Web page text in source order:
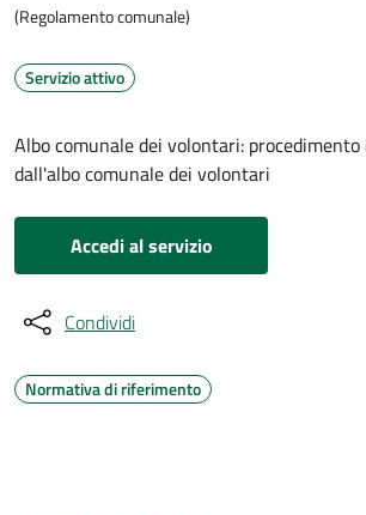
(Regolamento comunale)
Servizio attivo
Albo comunale dei volontari:
dall'albo comunale dei volontari
Accedi al servizio
Condividi
Normativa di riferimento